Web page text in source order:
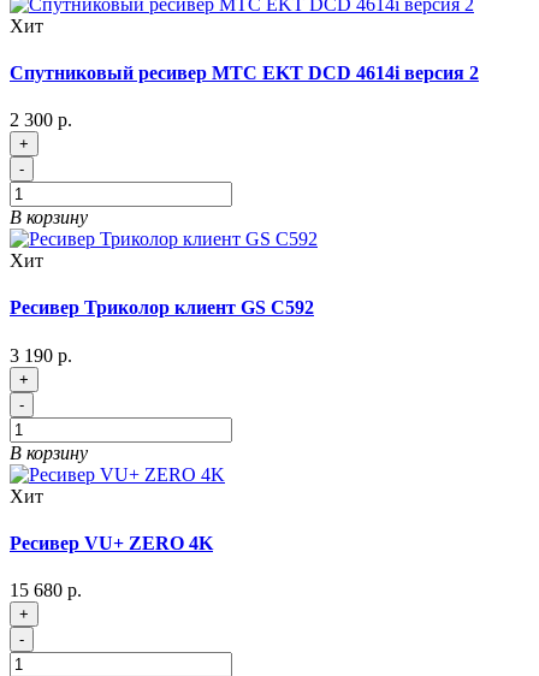
Хит
Спутниковый ресивер МТС EKT DCD 4614i версия 2
2 300 р.
+
-
В корзину
Хит
Ресивер Триколор клиент GS C592
3 190 р.
+
-
В корзину
Хит
Ресивер VU+ ZERO 4K
15 680 р.
+
-